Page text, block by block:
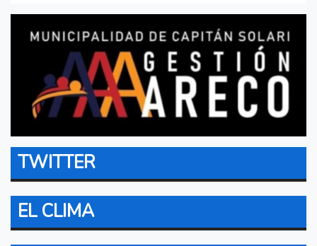
TWITTER
EL CLIMA